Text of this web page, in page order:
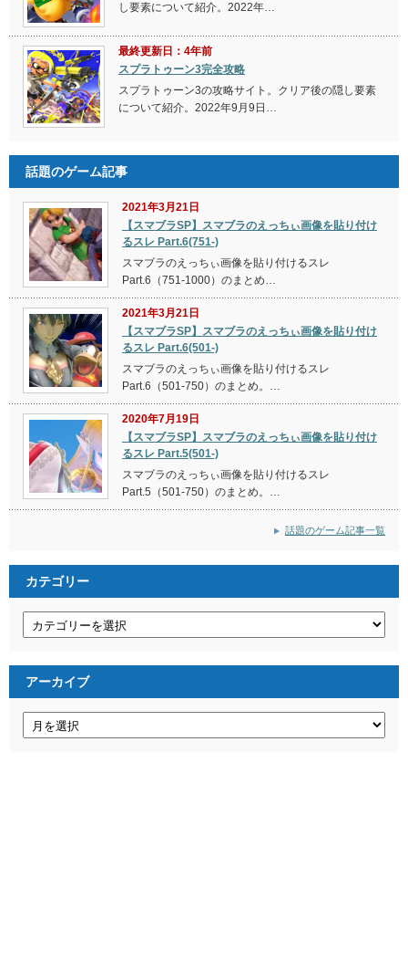
し要素について紹介。2022年…
最終更新日：4年前
スプラトゥーン3完全攻略
スプラトゥーン3の攻略サイト。クリア後の隠し要素
について紹介。2022年9月9日…
話題のゲーム記事
2021年3月21日
【スマブラSP】スマブラのえっちぃ画像を貼り付け
るスレ Part.6(751-)
スマブラのえっちぃ画像を貼り付けるスレ
Part.6（751-1000）のまとめ…
2021年3月21日
【スマブラSP】スマブラのえっちぃ画像を貼り付け
るスレ Part.6(501-)
スマブラのえっちぃ画像を貼り付けるスレ
Part.6（501-750）のまとめ。…
2020年7月19日
【スマブラSP】スマブラのえっちぃ画像を貼り付け
るスレ Part.5(501-)
スマブラのえっちぃ画像を貼り付けるスレ
Part.5（501-750）のまとめ。…
話題のゲーム記事一覧
カテゴリー
アーカイブ